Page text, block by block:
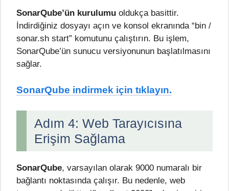
SonarQube’ün kurulumu oldukça basittir.
İndirdiğiniz dosyayı açın ve konsol ekranında “bin /
sonar.sh start” komutunu çalıştırın. Bu işlem,
SonarQube’ün sunucu versiyonunun başlatılmasını
sağlar.
SonarQube indirmek için tıklayın.
Adım 4: Web Tarayıcısına
Erişim Sağlama
SonarQube, varsayılan olarak 9000 numaralı bir
bağlantı noktasında çalışır. Bu nedenle, web